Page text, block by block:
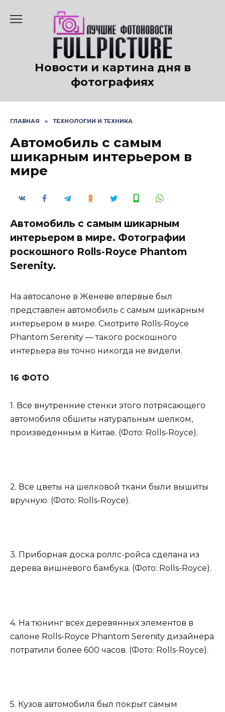
содержанию
Новости и картина дня в
фотографиях
ГЛАВНАЯ » ТЕХНОЛОГИИ И ТЕХНИКА
Автомобиль с самым
шикарным интерьером в
мире
Автомобиль с самым шикарным
интерьером в мире. Фотографии
роскошного Rolls-Royce Phantom
Serenity.
На автосалоне в Женеве впервые был
представлен автомобиль с самым шикарным
интерьером в мире. Смотрите Rolls-Royce
Phantom Serenity — такого роскошного
интерьера вы точно никогда не видели.
16 ФОТО
1. Все внутренние стенки этого потрясающего
автомобиля обшиты натуральным шелком,
произведенным в Китае. (Фото: Rolls-Royce).
2. Все цветы на шелковой ткани были вышиты
вручную. (Фото: Rolls-Royce).
3. Приборная доска роллс-ройса сделана из
дерева вишневого бамбука. (Фото: Rolls-Royce).
4. На тюнинг всех деревянных элементов в
салоне Rolls-Royce Phantom Serenity дизайнера
потратили более 600 часов. (Фото: Rolls-Royce).
5. Кузов автомобиля был покрыт самым